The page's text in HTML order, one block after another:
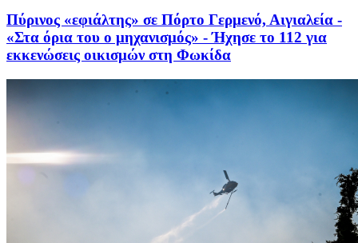
Πύρινος «εφιάλτης» σε Πόρτο Γερμενό, Αιγιαλεία -
«Στα όρια του ο μηχανισμός» - Ήχησε το 112 για
εκκενώσεις οικισμών στη Φωκίδα